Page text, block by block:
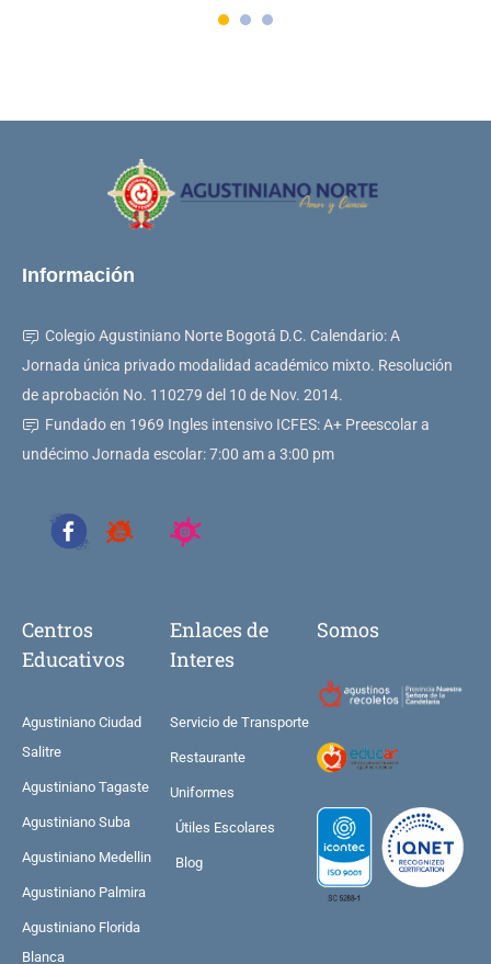
Información
Colegio Agustiniano Norte Bogotá D.C. Calendario: A
Jornada única privado modalidad académico mixto. Resolución
de aprobación No. 110279 del 10 de Nov. 2014.
Fundado en 1969 Ingles intensivo ICFES: A+ Preescolar a
undécimo Jornada escolar: 7:00 am a 3:00 pm
Centros
Educativos
Agustiniano Ciudad
Salitre
Agustiniano Tagaste
Agustiniano Suba
Agustiniano Medellin
Agustiniano Palmira
Agustiniano Florida
Blanca
Enlaces de
Interes
Servicio de Transporte
Restaurante
Uniformes
Útiles Escolares
Blog
Somos